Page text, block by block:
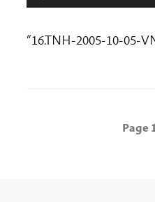
“16.TNH-2005-10-05-
Page